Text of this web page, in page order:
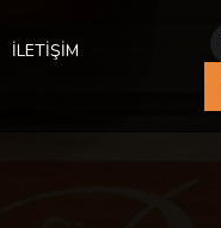
İLETİŞİM